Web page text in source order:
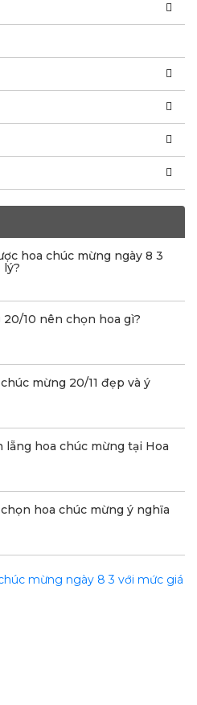
hoa chúc mừng ngày 8 3
lý?
10 nên chọn hoa gì?
mừng 20/11 đẹp và ý
lẵng hoa chúc mừng tại Hoa
hoa chúc mừng ý nghĩa